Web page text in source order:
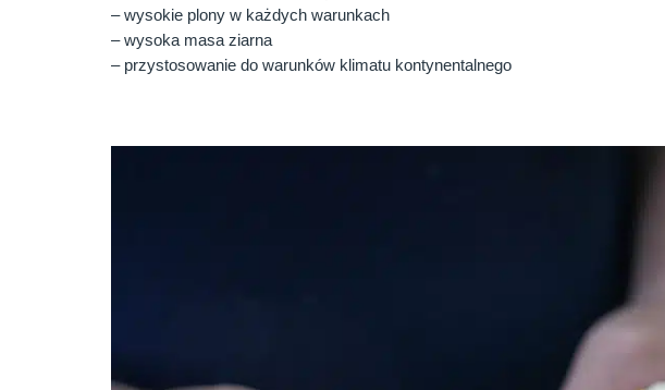
– wysokie plony w każdych warunkach
– wysoka masa ziarna
– przystosowanie do warunków klimatu kontynentalnego